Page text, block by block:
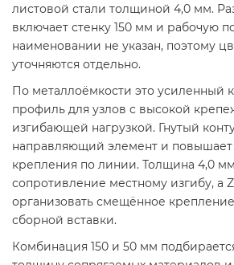
листовой стали толщиной 4,0 мм.
включает стенку 150 мм и рабочую
наименовании не указан, поэтому
уточняются отдельно.
По металлоёмкости это усиленный
профиль для узлов с высокой
изгибающей нагрузкой. Гнутый
направляющий элемент и повышает
крепления по линии. Толщина 4,0
сопротивление местному изгибу, а
организовать смещённое
сборной вставки.
Комбинация 150 и 50 мм